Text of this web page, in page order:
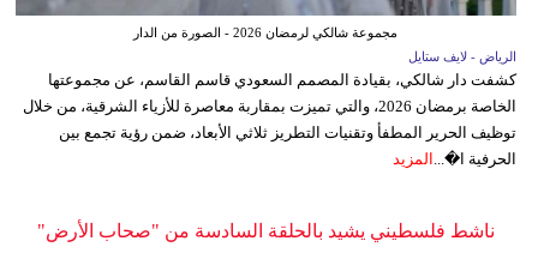
مجموعة شالكي لرمضان 2026 - الصورة من الدار
الرياض - لايف ستايل
كشفت دار شالكي، بقيادة المصمم السعودي قاسم القاسم، عن مجموعتها
الخاصة برمضان 2026، والتي تميزت بمقاربة معاصرة للأزياء الشرقية، من خلال
توظيف الحرير المطفأ وتقنيات التطريز ثلاثي الأبعاد، ضمن رؤية تجمع بين
الحرفية ا�... المزيد
ناشط فلسطيني يشيد بالحلقة السادسة من "صحاب الأرض"